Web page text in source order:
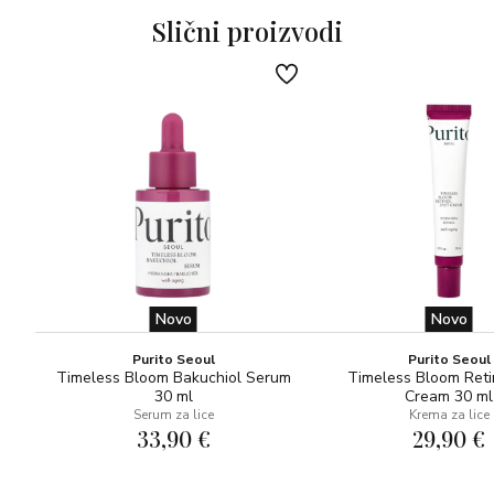
Slični proizvodi
Novo
Purito Seoul
Timeless Bloom Bakuchiol Serum
30 ml
Serum za lice
33,90 €
Novo
Purito Seoul
Timeless Bloom
Cream 30 ml
Krema za lice
29,90 €